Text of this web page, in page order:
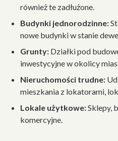
również te zadłużone.
Budynki jednorodzinne:
nowe budynki w stanie
Grunty: Działki pod
inwestycyjne w okolicy
Nieruchomości trudne:
mieszkania z lokatorami,
Lokale użytkowe:Sklepy,
komercyjne.